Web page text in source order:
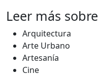
Leer más sobre
Arquitectura
Arte Urbano
Artesanía
Cine